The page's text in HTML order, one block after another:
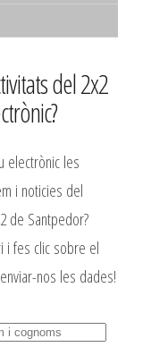
del 2x2
electrònic les
i noticies del
de Santpedor?
i fes clic sobre el
nos les dades!